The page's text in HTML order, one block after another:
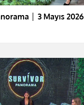
│ 3 Mayıs 2026